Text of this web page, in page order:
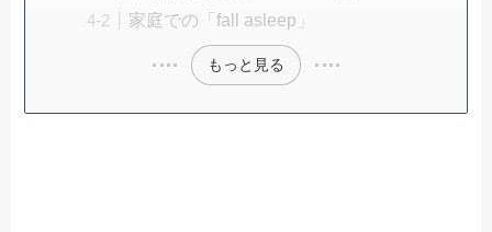
家庭での「fall asleep」
もっと見る